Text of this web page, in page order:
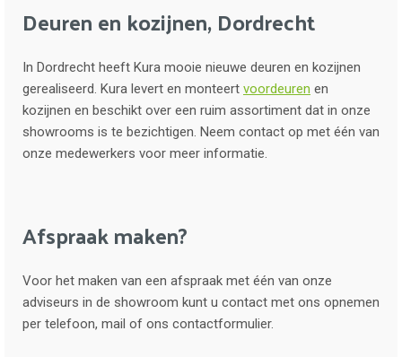
Deuren en kozijnen, Dordrecht
In Dordrecht heeft Kura mooie nieuwe deuren en kozijnen
gerealiseerd. Kura levert en monteert voordeuren en
kozijnen en beschikt over een ruim assortiment dat in onze
showrooms is te bezichtigen. Neem contact op met één van
onze medewerkers voor meer informatie.
Afspraak maken?
Voor het maken van een afspraak met één van onze
adviseurs in de showroom kunt u contact met ons opnemen
per telefoon, mail of ons contactformulier.